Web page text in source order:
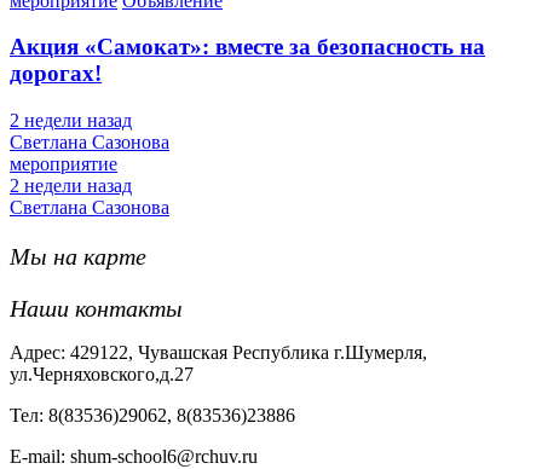
Акция «Самокат»: вместе за безопасность на
дорогах!
2 недели назад
Светлана Сазонова
мероприятие
2 недели назад
Светлана Сазонова
Мы на карте
Наши контакты
Адрес: 429122, Чувашская Республика г.Шумерля,
ул.Черняховского,д.27
Тел: 8(83536)29062, 8(83536)23886
Е-mail: shum-school6@rchuv.ru